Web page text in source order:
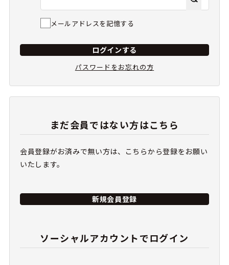
メールアドレスを記憶する
ログインする
パスワードをお忘れの方
まだ会員ではない方はこちら
会員登録がお済みで無い方は、こちらから登録をお願い
いたします。
新規会員登録
ソーシャルアカウントでログイン